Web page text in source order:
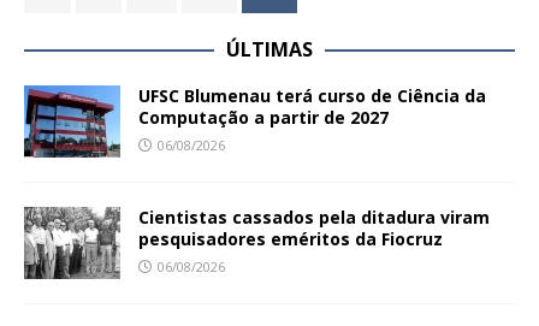
ÚLTIMAS
UFSC Blumenau terá curso de Ciência da
Computação a partir de 2027
06/08/2026
Cientistas cassados pela ditadura viram
pesquisadores eméritos da Fiocruz
06/08/2026